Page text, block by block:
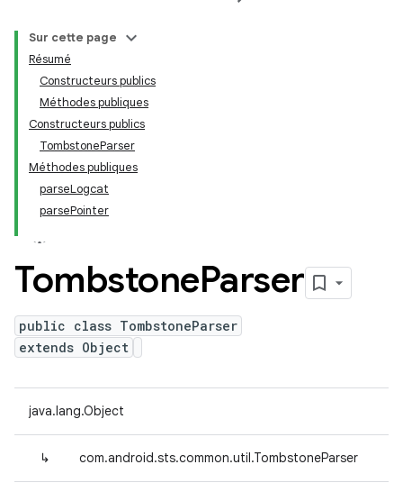
Sur cette page
Résumé
Constructeurs publics
Méthodes publiques
Constructeurs publics
TombstoneParser
Méthodes publiques
parseLogcat
parsePointer
TombstoneParser
public class TombstoneParser
extends Object
java.lang.Object
↳ com.android.sts.common.util.TombstoneParser